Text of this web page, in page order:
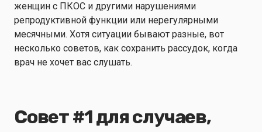
женщин с ПКОС и другими нарушениями
репродуктивной функции или нерегулярными
месячными. Хотя ситуации бывают разные, вот
несколько советов, как сохранить рассудок, когда
врач не хочет вас слушать.
Совет #1 для случаев,